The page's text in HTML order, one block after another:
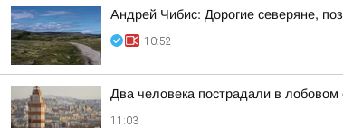
Андрей Чибис: Дорогие северяне,
10:52
Два человека пострадали в
11:03